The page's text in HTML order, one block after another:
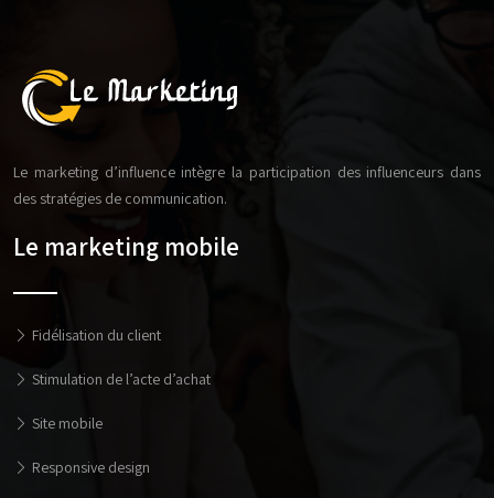
Le marketing d’influence intègre la participation des influenceurs dans
des stratégies de communication.
Le marketing mobile
Fidélisation du client
Stimulation de l’acte d’achat
Site mobile
Responsive design